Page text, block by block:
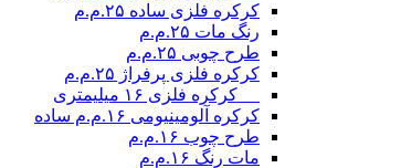
کرکره فلزی ساده ۲۵.م.م
رنگ مات ۲۵.م.م
طرح چوبی ۲۵.م.م
کرکره فلزی پرفراژ ۲۵.م.م
__ کرکره فلزی ۱۶ میلیمتری
کرکره آلومینیومی ۱۶.م.م ساده
طرح چوب ۱۶.م.م
مات رنگ ۱۶.م.م